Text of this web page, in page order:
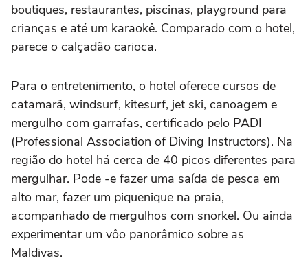
boutiques, restaurantes, piscinas, playground para
crianças e até um karaokê. Comparado com o hotel,
parece o calçadão carioca.
Para o entretenimento, o hotel oferece cursos de
catamarã, windsurf, kitesurf, jet ski, canoagem e
mergulho com garrafas, certificado pelo PADI
(Professional Association of Diving Instructors). Na
região do hotel há cerca de 40 picos diferentes para
mergulhar. Pode -e fazer uma saída de pesca em
alto mar, fazer um piquenique na praia,
acompanhado de mergulhos com snorkel. Ou ainda
experimentar um vôo panorâmico sobre as
Maldivas.